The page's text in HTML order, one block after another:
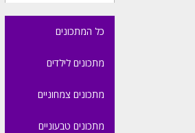
כל המתכונים
מתכונים לילדים
מתכונים צמחוניים
מתכונים טבעוניים